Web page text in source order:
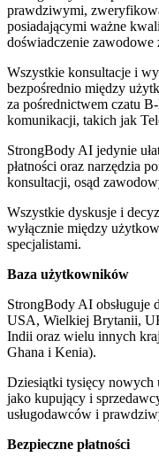
prawdziwymi,
posiadającymi ważne
doświadczenie
Wszystkie konsultacje i
bezpośrednio między
za pośrednictwem czatu
komunikacji, takich jak
StrongBody AI jedynie
płatności oraz narzędzia
konsultacji, osąd
Wszystkie dyskusje i
wyłącznie między
specjalistami.
Baza użytkowników
StrongBody AI
USA, Wielkiej Brytanii,
Indii oraz wielu innych
Ghana i Kenia).
Dziesiątki tysięcy nowych
jako kupujący i
usługodawców i
Bezpieczne płatności